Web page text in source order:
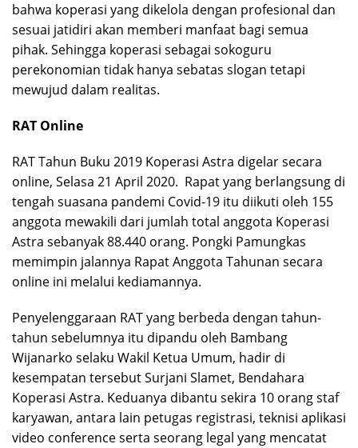
bahwa koperasi yang dikelola dengan profesional dan
sesuai jatidiri akan memberi manfaat bagi semua
pihak. Sehingga koperasi sebagai sokoguru
perekonomian tidak hanya sebatas slogan tetapi
mewujud dalam realitas.
RAT Online
RAT Tahun Buku 2019 Koperasi Astra digelar secara
online, Selasa 21 April 2020. Rapat yang berlangsung di
tengah suasana pandemi Covid-19 itu diikuti oleh 155
anggota mewakili dari jumlah total anggota Koperasi
Astra sebanyak 88.440 orang. Pongki Pamungkas
memimpin jalannya Rapat Anggota Tahunan secara
online ini melalui kediamannya.
Penyelenggaraan RAT yang berbeda dengan tahun-
tahun sebelumnya itu dipandu oleh Bambang
Wijanarko selaku Wakil Ketua Umum, hadir di
kesempatan tersebut Surjani Slamet, Bendahara
Koperasi Astra. Keduanya dibantu sekira 10 orang staf
karyawan, antara lain petugas registrasi, teknisi aplikasi
video conference serta seorang legal yang mencatat